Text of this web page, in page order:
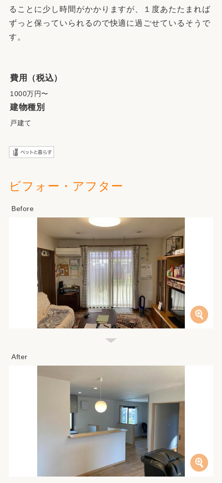
ることに少し時間がかかりますが、１度あたたまれば
ずっと保っていられるので快適に過ごせているそうで
す。
費用（税込）
1000万円〜
建物種別
戸建て
ビフォー・アフター